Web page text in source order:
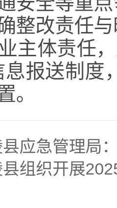
整改责任
主体责任
息报送制
。
应急管理局
组织开展